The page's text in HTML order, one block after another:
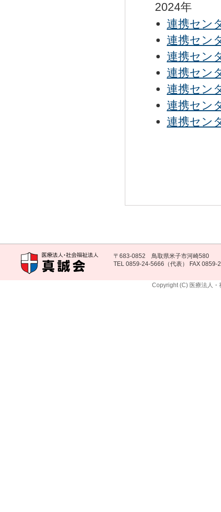
2024年
連携セン
連携セン
連携セン
連携セン
連携セン
連携セン
連携セン
〒683-0852 鳥取県米子市河崎580
TEL 0859-24-5666（代表） FAX 0859-
Copyright (C) 医療法人